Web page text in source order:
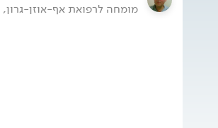
מומחה לרפואת אף-אוזן-גרון,